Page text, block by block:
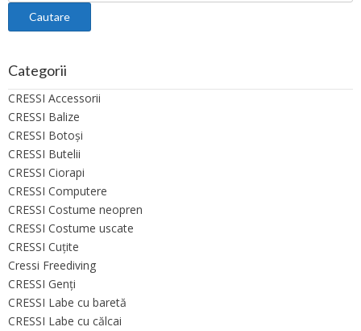
Categorii
CRESSI Accessorii
CRESSI Balize
CRESSI Botoşi
CRESSI Butelii
CRESSI Ciorapi
CRESSI Computere
CRESSI Costume neopren
CRESSI Costume uscate
CRESSI Cuţite
Cressi Freediving
CRESSI Genţi
CRESSI Labe cu baretă
CRESSI Labe cu călcai